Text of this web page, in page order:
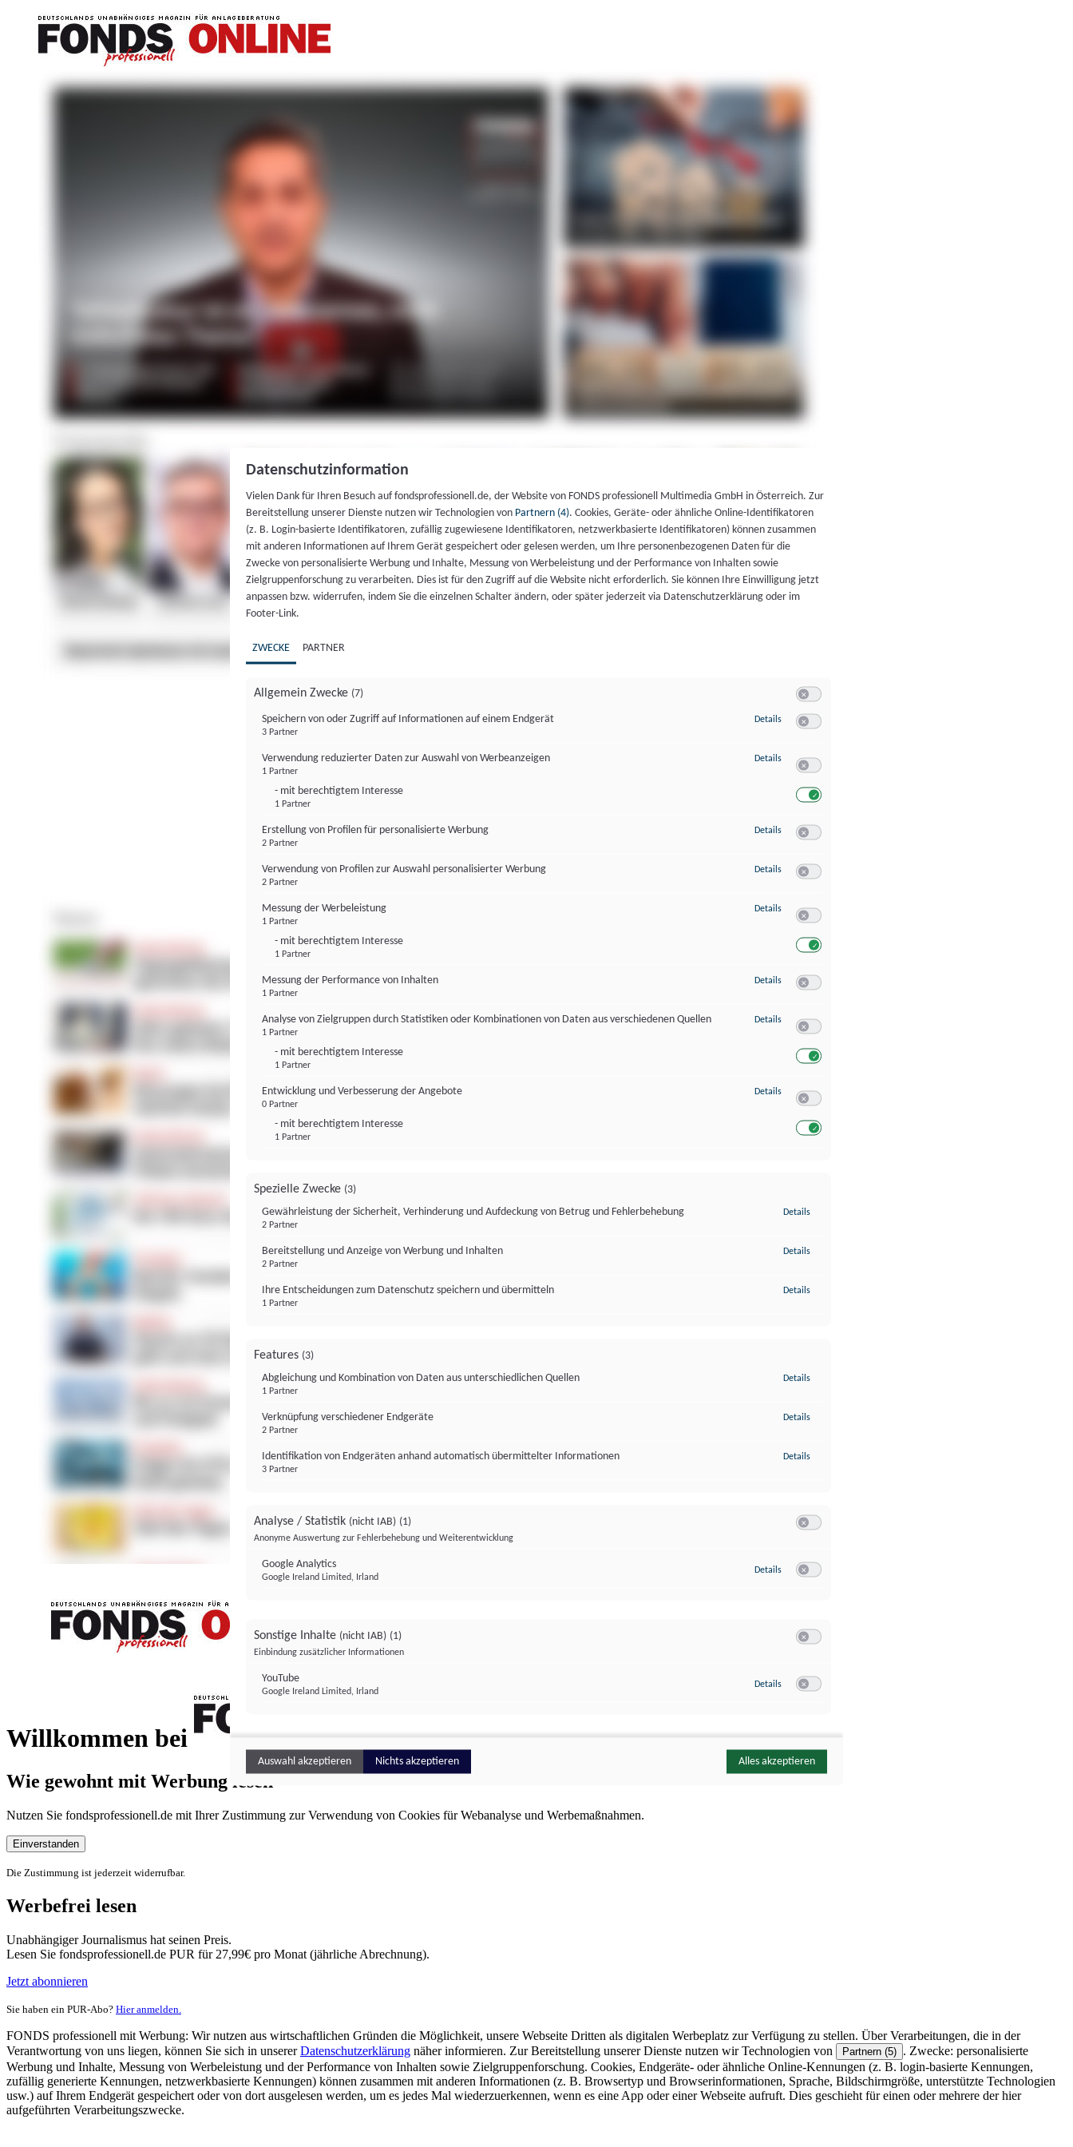
Willkommen bei
FONDS professionell
Wie gewohnt mit Werbung lesen
Nutzen Sie fondsprofessionell.de mit Ihrer Zustimmung zur Verwendung von Cookies für Webanalyse und Werbemaßnahmen.
Einverstanden
Die Zustimmung ist jederzeit widerrufbar.
Werbefrei lesen
Unabhängiger Journalismus hat seinen Preis.
Lesen Sie fondsprofessionell.de PUR für 27,99€ pro Monat (jährliche Abrechnung).
Jetzt abonnieren
Sie haben ein PUR-Abo? Hier anmelden.
FONDS professionell mit Werbung: Wir nutzen aus wirtschaftlichen Gründen die Möglichkeit, unsere Webseite Dritten als digitalen Werbeplatz zur Verfügung zu stellen. Über Verarbeitungen, die in der
Verantwortung von uns liegen, können Sie sich in unsererDatenschutzerklärung näher informieren. Zur Bereitstellung unserer Dienste nutzen wir Technologien von Partnern (5) . Zwecke: personalisierte
Werbung und Inhalte, Messung von Werbeleistung und der Performance von Inhalten sowie Zielgruppenforschung. Cookies, Endgeräte- oder ähnliche Online-Kennungen (z. B. login-basierte Kennungen,
zufällig generierte Kennungen, netzwerkbasierte Kennungen) können zusammen mit anderen Informationen (z. B. Browsertyp und Browserinformationen, Sprache, Bildschirmgröße, unterstützte Technologien
usw.) auf Ihrem Endgerät gespeichert oder von dort ausgelesen werden, um es jedes Mal wiederzuerkennen, wenn es eine App oder einer Webseite aufruft. Dies geschieht für einen oder mehrere der hier
aufgeführten Verarbeitungszwecke.
Datenschutzinformation
Vielen Dank für Ihren Besuch auf fondsprofessionell.de, der Website von FONDS professionell Multimedia GmbH in Österreich. Zur
Bereitstellung unserer Dienste nutzen wir Technologien von Partnern (4). Cookies, Geräte- oder ähnliche Online-Identifikatoren
(z. B. Login-basierte Identifikatoren, zufällig zugewiesene Identifikatoren, netzwerkbasierte Identifikatoren) können zusammen
mit anderen Informationen auf Ihrem Gerät gespeichert oder gelesen werden, um Ihre personenbezogenen Daten für die
Zwecke von personalisierte Werbung und Inhalte, Messung von Werbeleistung und der Performance von Inhalten sowie
Zielgruppenforschung zu verarbeiten. Dies ist für den Zugriff auf die Website nicht erforderlich. Sie können Ihre Einwilligung jetzt
anpassen bzw. widerrufen, indem Sie die einzelnen Schalter ändern, oder später jederzeit via Datenschutzerklärung oder im
Footer-Link.
ZWECKE PARTNER
Allgemein Zwecke (7)
Speichern von oder Zugriff auf Informationen auf einem Endgerät
3 Partner
Details zu Speichern von oder Zugriff auf Informationen auf einem Endgerät
Verwendung reduzierter Daten zur Auswahl von Werbeanzeigen
1 Partner
- mit berechtigtem Interesse
1 Partner
Details zu Verwendung reduzierter Daten zur Auswahl von Werbeanzeigen
Erstellung von Profilen für personalisierte Werbung
2 Partner
Details zu Erstellung von Profilen für personalisierte Werbung
Verwendung von Profilen zur Auswahl personalisierter Werbung
2 Partner
Details zu Verwendung von Profilen zur Auswahl personalisierter Werbung
Messung der Werbeleistung
1 Partner
- mit berechtigtem Interesse
1 Partner
Details zu Messung der Werbeleistung
Messung der Performance von Inhalten
1 Partner
Details zu Messung der Performance von Inhalten
Analyse von Zielgruppen durch Statistiken oder Kombinationen von Daten aus verschiedenen Quellen
1 Partner
- mit berechtigtem Interesse
1 Partner
Details zu Analyse von Zielgruppen durch Statistiken oder Kombinationen von
Entwicklung und Verbesserung der Angebote
0 Partner
- mit berechtigtem Interesse
1 Partner
Details zu Entwicklung und Verbesserung der Angebote
Spezielle Zwecke (3)
Gewährleistung der Sicherheit, Verhinderung und Aufdeckung von Betrug und Fehlerbehebung
2 Partner
Details
Bereitstellung und Anzeige von Werbung und Inhalten
2 Partner
Details
Ihre Entscheidungen zum Datenschutz speichern und übermitteln
1 Partner
Details
Features (3)
Abgleichung und Kombination von Daten aus unterschiedlichen Quellen
1 Partner
Details
Verknüpfung verschiedener Endgeräte
2 Partner
Details
Identifikation von Endgeräten anhand automatisch übermittelter Informationen
3 Partner
Details
Analyse / Statistik (nicht IAB) (1)
Anonyme Auswertung zur Fehlerbehebung und Weiterentwicklung
Google Analytics
Google Ireland Limited, Irland
Details zu Google Analytics
Sonstige Inhalte (nicht IAB) (1)
Einbindung zusätzlicher Informationen
YouTube
Google Ireland Limited, Irland
Details zu YouTube
Auswahl akzeptieren Nichts akzeptieren Alles akzeptieren